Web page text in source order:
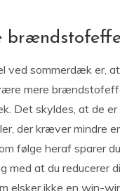
ved sommerdæk er,
mere
Det skyldes, at de
der kræver mindre
følge heraf sparer
med at du reducerer
elsker ikke en win-